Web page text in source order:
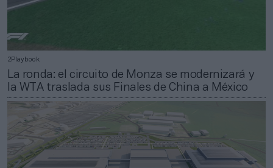
2Playbook
La ronda: el circuito de Monza se modernizará y
la WTA traslada sus Finales de China a México